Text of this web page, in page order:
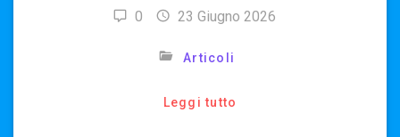
0 23 Giugno 2026
Articoli
Leggi tutto